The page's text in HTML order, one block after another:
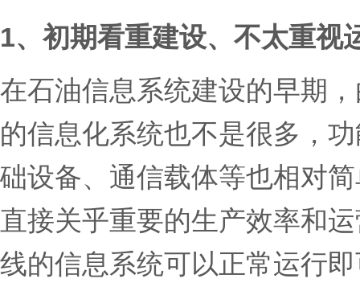
1、初期看重建设、不太重
在石油信息系统建设的早期
的信息化系统也不是很多，
础设备、通信载体等也相对
直接关乎重要的生产效率和
线的信息系统可以正常运行